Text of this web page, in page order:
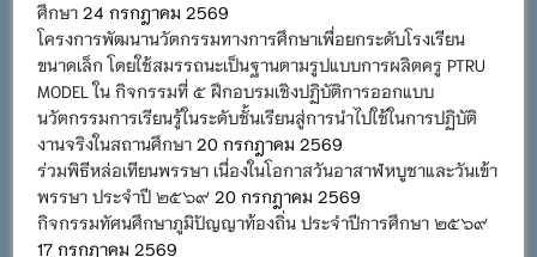
ศึกษา 24 กรกฎาคม 2569
โครงการพัฒนานวัตกรรมทางการศึกษาเพื่อยกระดับโรงเรียน
ขนาดเล็ก โดยใช้สมรรถนะเป็นฐานตามรูปแบบการผลิตครู PTRU
MODEL ใน กิจกรรมที่ ๕ ฝึกอบรมเชิงปฏิบัติการออกแบบ
นวัตกรรมการเรียนรู้ในระดับชั้นเรียนสู่การนำไปใช้ในการปฏิบัติ
งานจริงในสถานศึกษา 20 กรกฎาคม 2569
ร่วมพิธีหล่อเทียนพรรษา เนื่องในโอกาสวันอาสาฬหบูชาและวันเข้า
พรรษา ประจำปี ๒๕๖๙ 20 กรกฎาคม 2569
กิจกรรมทัศนศึกษาภูมิปัญญาท้องถิ่น ประจำปีการศึกษา ๒๕๖๙
17 กรกฎาคม 2569